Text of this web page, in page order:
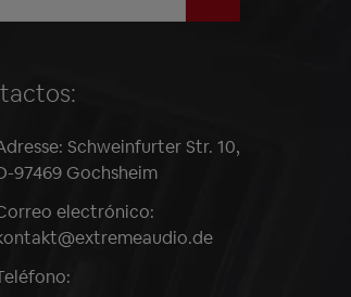
Schweinfurter Str. 10,
97469 Gochsheim
electrónico: